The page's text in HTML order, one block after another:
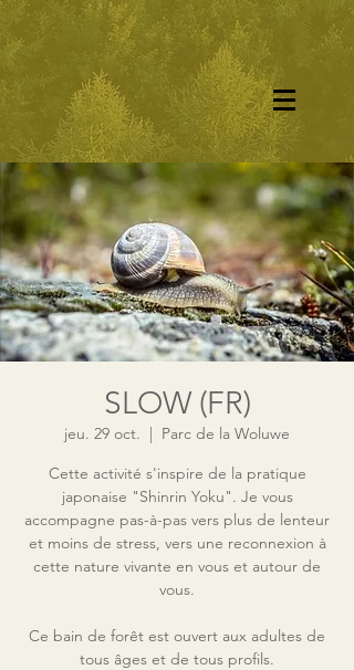
SLOW (FR)
jeu. 29 oct.
  |
Parc de la Woluwe
Cette activité s'inspire de la pratique
japonaise "Shinrin Yoku". Je vous
accompagne pas-à-pas vers plus de lenteur
et moins de stress, vers une reconnexion à
cette nature vivante en vous et autour de
vous.
Ce bain de forêt est ouvert aux adultes de
tous âges et de tous profils.